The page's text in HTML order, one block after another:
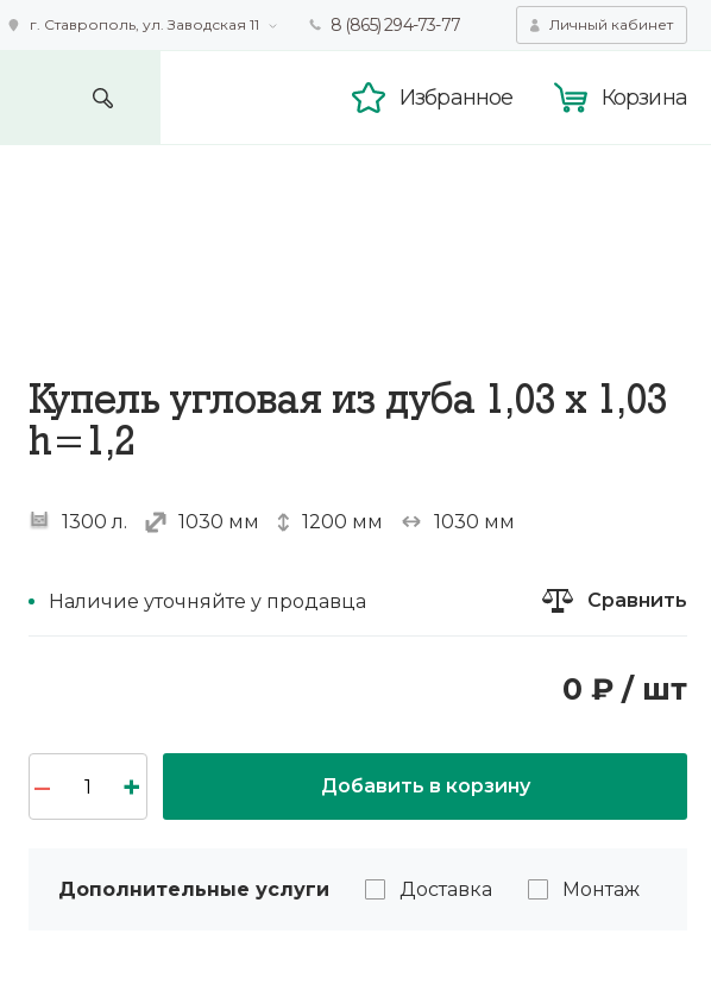
г. Ставрополь, ул. Заводская 11 8 (865) 294-73-77 Личный кабинет
Избранное Корзина
Купель угловая из дуба 1,03 х 1,03
h=1,2
1300 л. 1030 мм 1200 мм 1030 мм
Наличие уточняйте у продавца Сравнить
0 ₽ / шт
Добавить в корзину
Дополнительные услуги Доставка Монтаж
с целью сбора статистики,